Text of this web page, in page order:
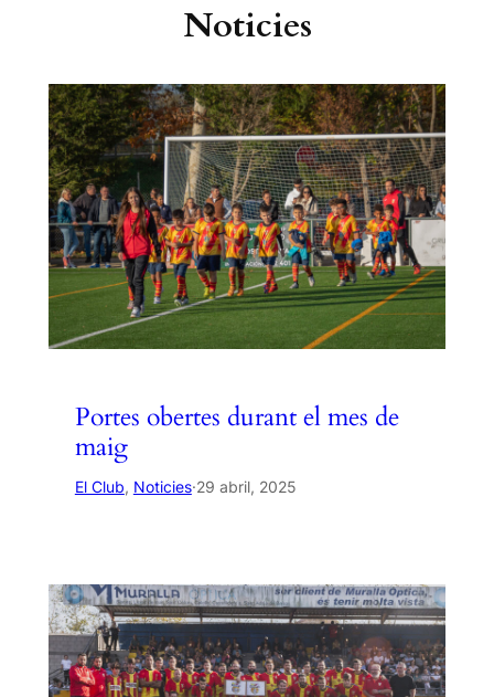
Noticies
Portes obertes durant el mes de
maig
El Club, Noticies·29 abril, 2025